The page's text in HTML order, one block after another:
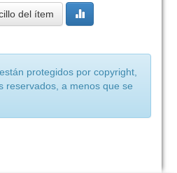
del ítem
protegidos por copyright,
reservados, a menos que se